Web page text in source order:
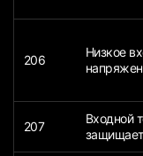
206
Низкое
207
Входной
защищает